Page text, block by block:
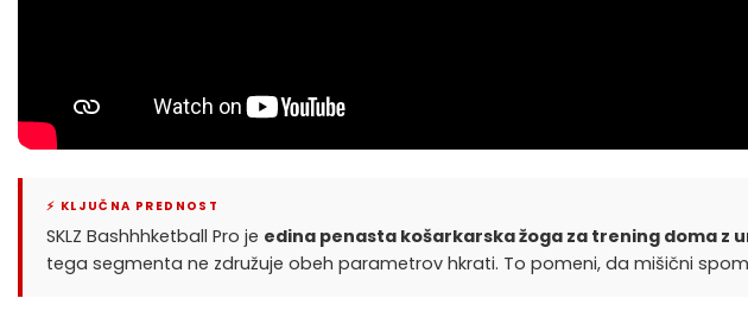
⚡ KLJUČNA PREDNOST
SKLZ Bashhhketball Pro je edina penasta košarkarska žoga za trening doma z
tega segmenta ne združuje obeh parametrov hkrati. To pomeni, da mišični